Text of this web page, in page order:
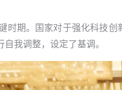
时期。国家对于强化科技
我调整，设定了基调。